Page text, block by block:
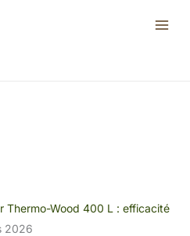
Thermo-Wood 400 L : efficacité
2026